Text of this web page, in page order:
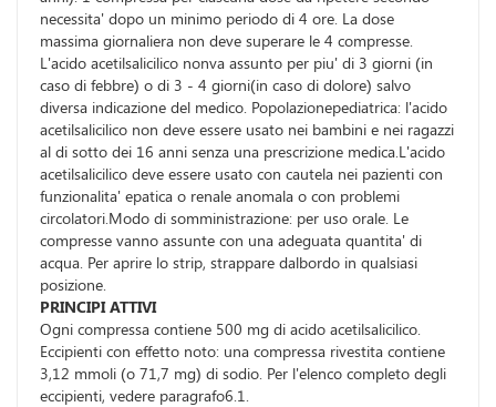
necessita' dopo un minimo periodo di 4 ore. La dose
massima giornaliera non deve superare le 4 compresse.
L'acido acetilsalicilico nonva assunto per piu' di 3 giorni (in
caso di febbre) o di 3 - 4 giorni(in caso di dolore) salvo
diversa indicazione del medico. Popolazionepediatrica: l'acido
acetilsalicilico non deve essere usato nei bambini e nei ragazzi
al di sotto dei 16 anni senza una prescrizione medica.L'acido
acetilsalicilico deve essere usato con cautela nei pazienti con
funzionalita' epatica o renale anomala o con problemi
circolatori.Modo di somministrazione: per uso orale. Le
compresse vanno assunte con una adeguata quantita' di
acqua. Per aprire lo strip, strappare dalbordo in qualsiasi
posizione.
PRINCIPI ATTIVI
Ogni compressa contiene 500 mg di acido acetilsalicilico.
Eccipienti con effetto noto: una compressa rivestita contiene
3,12 mmoli (o 71,7 mg) di sodio. Per l'elenco completo degli
eccipienti, vedere paragrafo6.1.